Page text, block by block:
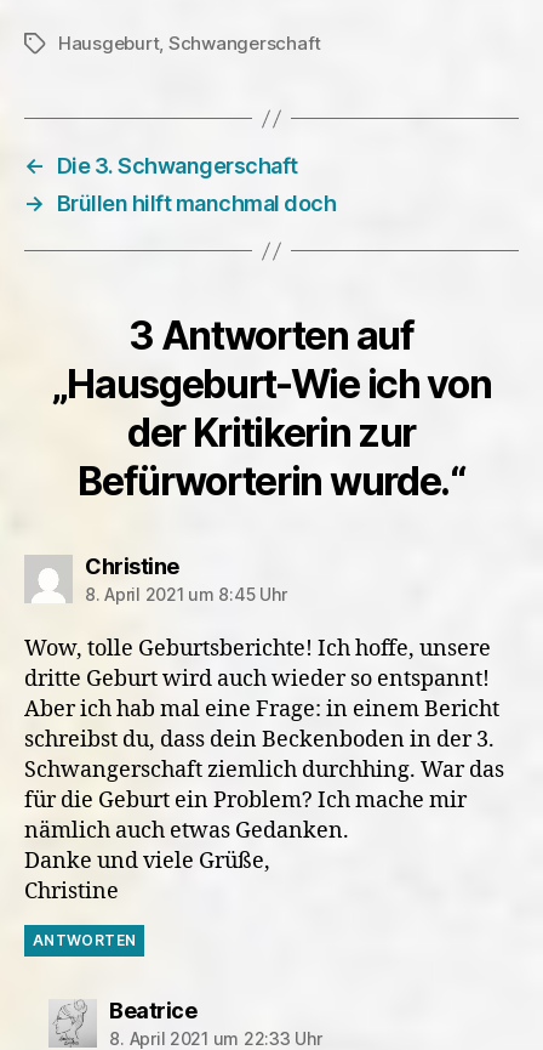
Schlagwörter
Hausgeburt, Schwangerschaft
←
Die 3. Schwangerschaft
→
Brüllen hilft manchmal doch
3 Antworten auf
„Hausgeburt-Wie ich von
der Kritikerin zur
Befürworterin wurde.“
Christinesagt:
8. April 2021 um 8:45 Uhr
Wow, tolle Geburtsberichte! Ich hoffe, unsere
dritte Geburt wird auch wieder so entspannt!
Aber ich hab mal eine Frage: in einem Bericht
schreibst du, dass dein Beckenboden in der 3.
Schwangerschaft ziemlich durchhing. War das
für die Geburt ein Problem? Ich mache mir
nämlich auch etwas Gedanken.
Danke und viele Grüße,
Christine
ANTWORTEN
Beatricesagt:
8. April 2021 um 22:33 Uhr